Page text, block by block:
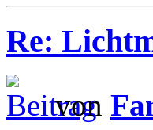
Re:
von